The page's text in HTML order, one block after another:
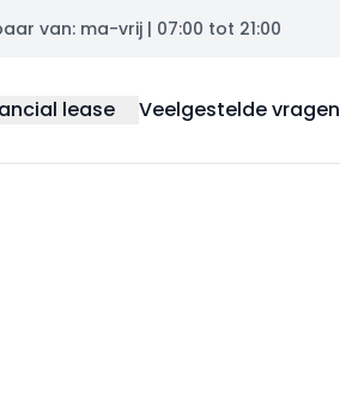
van: ma-vrij | 07:00 tot 21:00
lease Veelgestelde vragen